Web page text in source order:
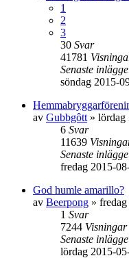
1
2
3
30 Svar
41781
Senaste
söndag 2015-
av Gubbgôtt » lördag
6 Svar
11639
Senaste
fredag 2015-
God humle amarillo?
av Beerpong »
1 Svar
7244 Visningar
Senaste
lördag 2015-